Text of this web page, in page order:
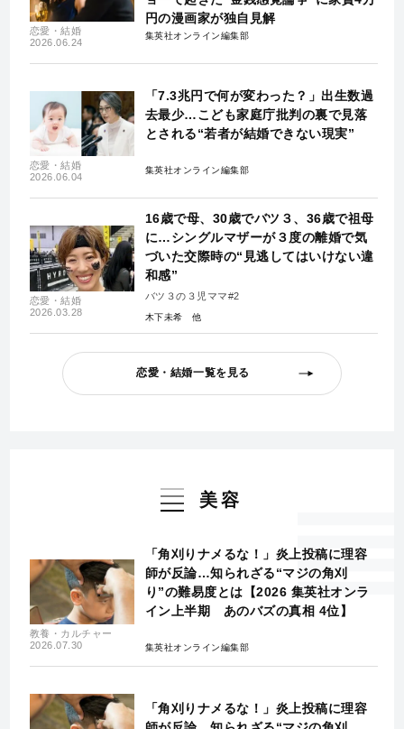
恋愛・結婚
2026.06.24
円の漫画家が独自見解
集英社オンライン編集部
恋愛・結婚
2026.06.04
「7.3兆円で何が変わった？」出生数過
去最少…こども家庭庁批判の裏で見落
とされる“若者が結婚できない現実”
集英社オンライン編集部
恋愛・結婚
2026.03.28
16歳で母、30歳でバツ３、36歳で祖母
に…シングルマザーが３度の離婚で気
づいた交際時の“見逃してはいけない違
和感”
バツ３の３児ママ#2
木下未希
恋愛・結婚一覧を見る
美容
教養・カルチャー
2026.07.30
「角刈りナメるな！」炎上投稿に理容
師が反論…知られざる“マジの角刈
り”の難易度とは【2026 集英社オンラ
イン上半期 あのバズの真相 4位】
集英社オンライン編集部
「角刈りナメるな！」炎上投稿に理容